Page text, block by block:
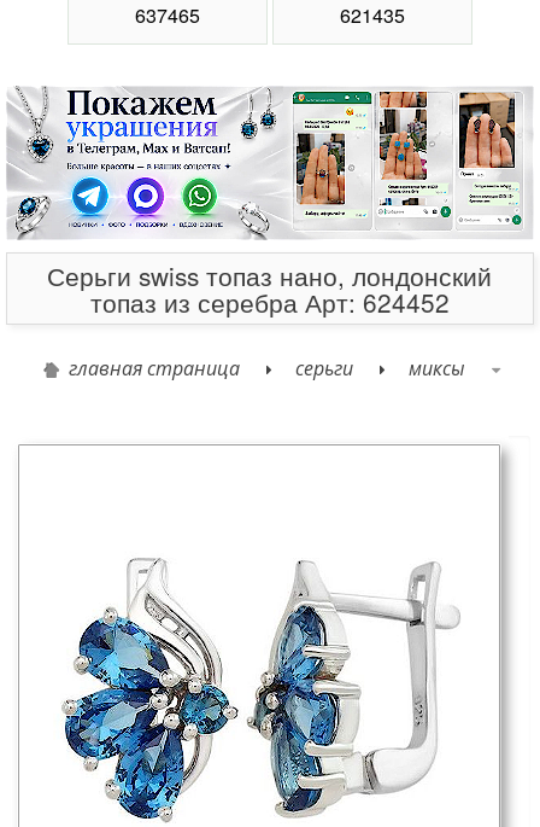
637465
621435
Серьги swiss топаз нано, лондонский
топаз из серебра Арт: 624452
главная страница серьги миксы